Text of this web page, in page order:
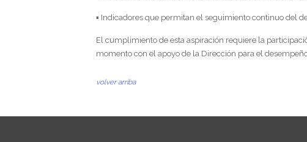
▪ Indicadores que permitan el seguimiento continuo del
El cumplimiento de esta aspiración requiere la
momento con el apoyo de la Dirección para el
volver arriba